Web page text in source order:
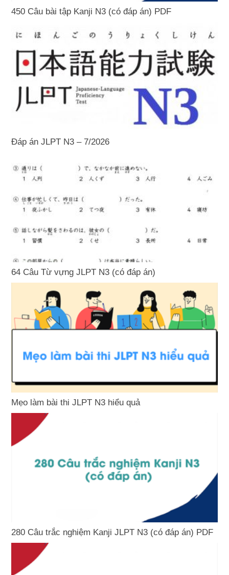
450 Câu bài tập Kanji N3 (có đáp án) PDF
Đáp án JLPT N3 – 7/2026
64 Câu Từ vựng JLPT N3 (có đáp án)
Mẹo làm bài thi JLPT N3 hiểu quả
280 Câu trắc nghiệm Kanji JLPT N3 (có đáp án) PDF